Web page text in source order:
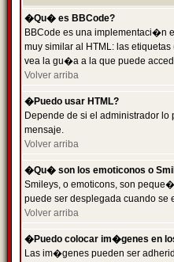
�Qu� es BBCode?
BBCode es una implementaci�n
muy similar al HTML: las
vea la gu�a a la que puede
Volver arriba
�Puedo usar HTML?
Depende de si el administrador
mensaje.
Volver arriba
�Qu� son los emoticonos o
Smileys, o emoticons, son
puede ser desplegada cuando se
Volver arriba
�Puedo colocar im�genes en
Las im�genes pueden ser